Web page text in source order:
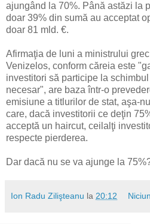
ajungând la 70%. Până astăzi la
doar 39% din sumă au acceptat
doar 81 mld. €.
Afirmaţia de luni a ministrului
Venizelos, conform căreia este
investitori să participe la
necesar", are baza într-o
emisiune a titlurilor de stat, aşa-
care, dacă investitorii ce deţin
acceptă un haircut, ceilalţi
respecte pierderea.
Dar dacă nu se va ajunge la
Ion Radu Zilişteanu la 20:12